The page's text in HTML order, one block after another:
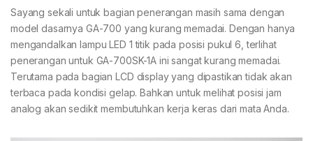
Sayang sekali untuk bagian penerangan masih sama dengan
model dasarnya GA-700 yang kurang memadai. Dengan hanya
mengandalkan lampu LED 1 titik pada posisi pukul 6, terlihat
penerangan untuk GA-700SK-1A ini sangat kurang memadai.
Terutama pada bagian LCD display yang dipastikan tidak akan
terbaca pada kondisi gelap. Bahkan untuk melihat posisi jam
analog akan sedikit membutuhkan kerja keras dari mata Anda.